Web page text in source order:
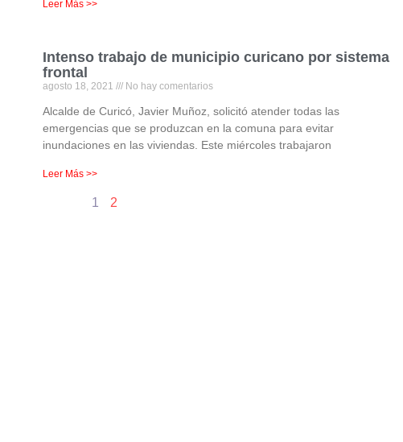
Leer Más >>
Intenso trabajo de municipio curicano por sistema
frontal
agosto 18, 2021 No hay comentarios
Alcalde de Curicó, Javier Muñoz, solicitó atender todas las
emergencias que se produzcan en la comuna para evitar
inundaciones en las viviendas. Este miércoles trabajaron
Leer Más >>
1 2